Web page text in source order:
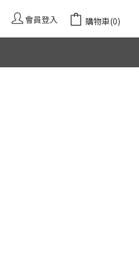
會員登入 購物車(0)